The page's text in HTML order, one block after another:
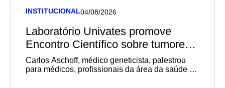
INSTITUCIONAL04/08/2026
Laboratório Univates promove
Encontro Científico sobre tumores
germinativos
Carlos Aschoff, médico geneticista, palestrou
para médicos, profissionais da área da saúde e